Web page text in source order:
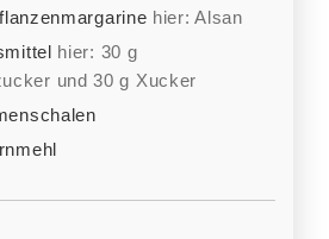
hier: Alsan
hier: 30 g
und 30 g Xucker